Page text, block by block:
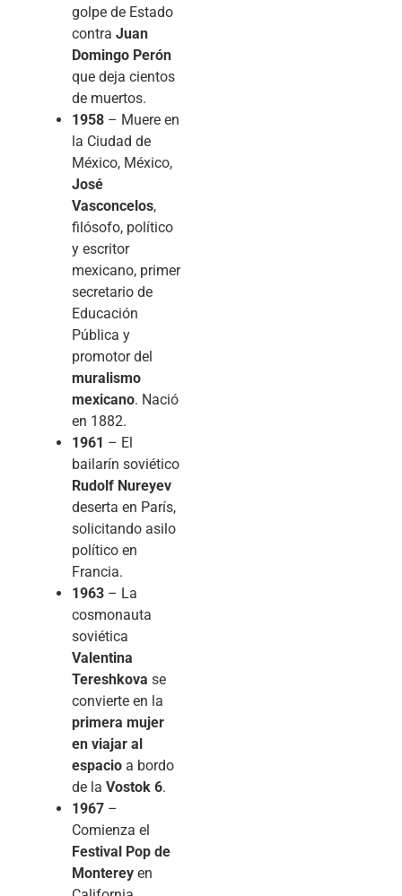
golpe de Estado
contra Juan
Domingo Perón
que deja cientos
de muertos.
1958 – Muere en
la Ciudad de
México, México,
José
Vasconcelos,
filósofo, político
y escritor
mexicano, primer
secretario de
Educación
Pública y
promotor del
muralismo
mexicano. Nació
en 1882.
1961 – El
bailarín soviético
Rudolf Nureyev
deserta en París,
solicitando asilo
político en
Francia.
1963 – La
cosmonauta
soviética
Valentina
Tereshkova se
convierte en la
primera mujer
en viajar al
espacio a bordo
de la Vostok 6.
1967 –
Comienza el
Festival Pop de
Monterey en